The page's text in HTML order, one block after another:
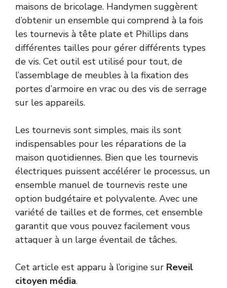
maisons de bricolage. Handymen suggèrent
d’obtenir un ensemble qui comprend à la fois
les tournevis à tête plate et Phillips dans
différentes tailles pour gérer différents types
de vis. Cet outil est utilisé pour tout, de
l’assemblage de meubles à la fixation des
portes d’armoire en vrac ou des vis de serrage
sur les appareils.
Les tournevis sont simples, mais ils sont
indispensables pour les réparations de la
maison quotidiennes. Bien que les tournevis
électriques puissent accélérer le processus, un
ensemble manuel de tournevis reste une
option budgétaire et polyvalente. Avec une
variété de tailles et de formes, cet ensemble
garantit que vous pouvez facilement vous
attaquer à un large éventail de tâches.
Cet article est apparu à l’origine sur Reveil
citoyen média.